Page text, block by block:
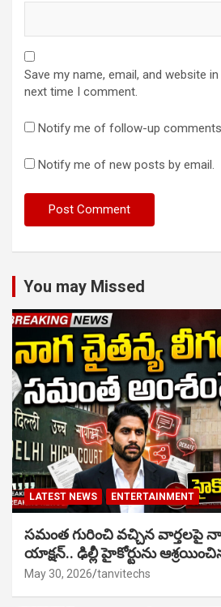
Save my name, email, and website
next time I comment.
Notify me of follow-up comments
Notify me of new posts by email.
You may Missed
LATEST NEWS ENTERTAINMENT
సమంత గురించి వచ్చిన వార్తలపై
యాక్షన్.. ఢిల్లీ హైకోర్టును
May 30, 2026 tanvitechs